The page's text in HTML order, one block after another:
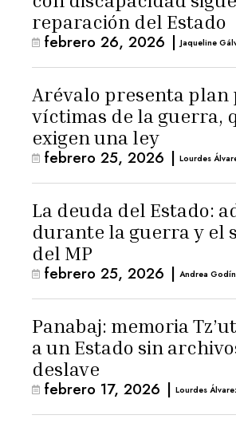
reparación del Estado
febrero 26, 2026 | Jaqueline
Arévalo presenta plan
víctimas de la guerra,
exigen una ley
febrero 25, 2026 | Lourdes
La deuda del Estado:
durante la guerra y el
del MP
febrero 25, 2026 | Andrea
Panabaj: memoria
a un Estado sin
deslave
febrero 17, 2026 | Lourdes